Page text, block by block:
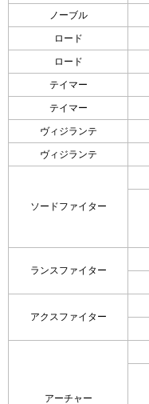
ノーブル
ロード
ロード
テイマー
テイマー
ヴィジランテ
ヴィジランテ
ソードファイター
ランスファイター
アクスファイター
アーチャー